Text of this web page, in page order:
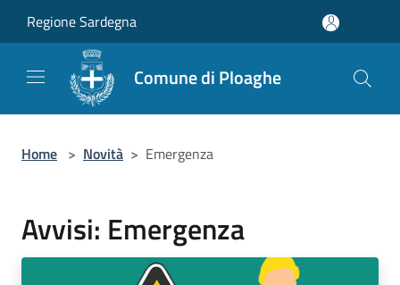
Regione Sardegna
Comune di Ploaghe
Home > Novità > Emergenza
Avvisi: Emergenza